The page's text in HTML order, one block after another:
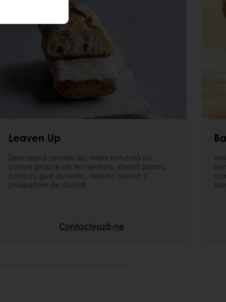
Leaven Up
Descoperă Leaven Up, maia naturală cu
putere proprie de fermentare, ideală pentru
pâini cu gust autentic, textură aerată și
prospețime de durată
Contactează-ne